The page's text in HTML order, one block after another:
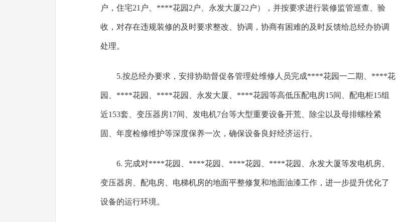
户，住宅21户、****花园2户、永发大厦22户），并按要求进行装修监管巡查、验
收，对存在违规装修的及时要求整改、协调，协商有困难的及时反馈给总经办协调
处理。
5.按总经办要求，安排协助督促各管理处维修人员完成****花园一二期、****花
园、****花园、****花园、永发大厦、****花园等高低压配电房15间、配电柜15组
近153套、变压器房17间、发电机7台等大型重要设备开荒、除尘以及母排螺栓紧
固、年度检修维护等深度保养一次，确保设备良好经济运行。
6. 完成对****花园、****花园、****花园、****花园、永发大厦等发电机房、
变压器房、配电房、电梯机房的地面平整修复和地面油漆工作，进一步提升优化了
设备的运行环境。